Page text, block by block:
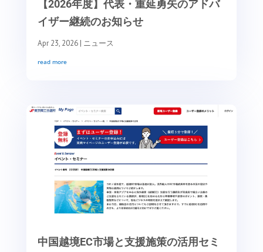
【2026年度】代表・重延勇矢のアドバ
イザー継続のお知らせ
Apr 23, 2026| ニュース
read more
中国越境EC市場と支援施策の活用セミ